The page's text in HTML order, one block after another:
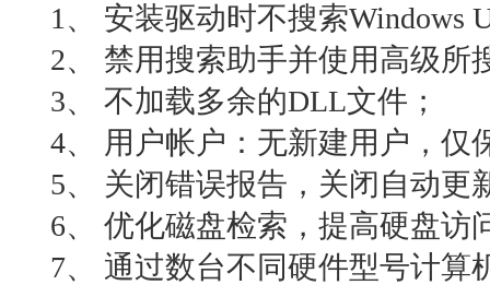
1、 安装驱动时不搜索Windows
2、 禁用搜索助手并使用高级所
3、 不加载多余的DLL文件；
4、 用户帐户：无新建用户，仅
5、 关闭错误报告，关闭自动更
6、 优化磁盘检索，提高硬盘访
7、 通过数台不同硬件型号计算